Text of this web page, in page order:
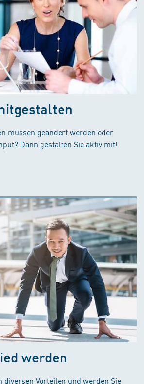
müssen geändert werden oder
Dann gestalten Sie aktiv mit!
werden
diversen Vorteilen und werden Sie